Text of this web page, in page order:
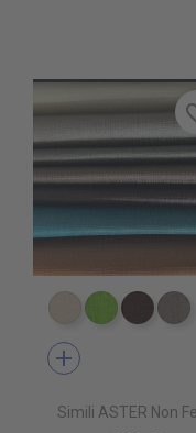
EP0020 COVE
EP0100
add
Simili ASTER Non